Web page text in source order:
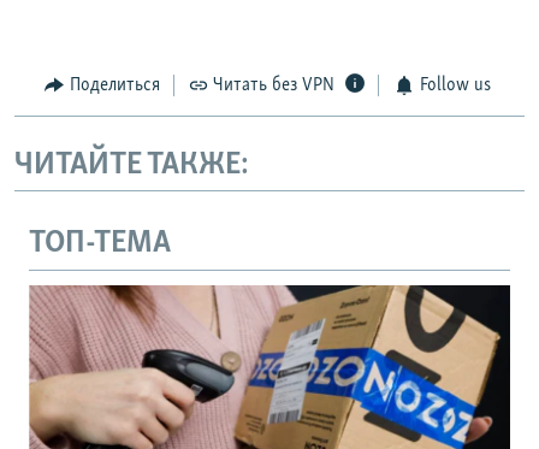
Поделиться Читать без VPN Follow us
ЧИТАЙТЕ ТАКЖЕ:
ТОП-ТЕМА